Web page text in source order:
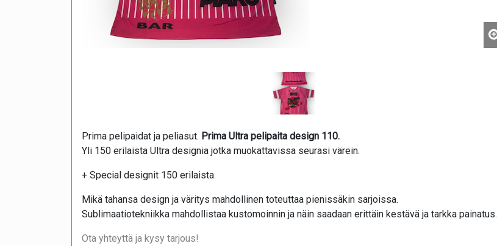
Prima pelipaidat ja peliasut. Prima Ultra pelipaita design 110.
Yli 150 erilaista Ultra designia jotka muokattavissa seurasi värein.
+ Special designit 150 erilaista.
Mikä tahansa design ja väritys mahdollinen toteuttaa pienissäkin sarjoissa.
Sublimaatiotekniikka mahdollistaa kustomoinnin ja näin saadaan erittäin kestävä ja tarkka painatus.
Ota yhteyttä ja kysy tarjous!